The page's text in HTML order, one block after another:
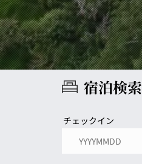
宿泊検索
チェックイン